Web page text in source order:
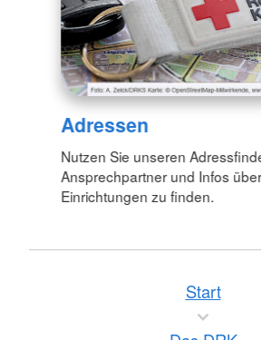
Adressen
Nutzen Sie unseren
Ansprechpartner und Infos
Einrichtungen zu finden.
Start